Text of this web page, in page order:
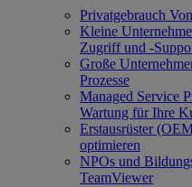
Privatgebrauch
Kleine
Zugriff und -
Große
Prozesse
Managed Service
Wartung für Ihre
Erstausrüster
optimieren
NPOs und
TeamViewer